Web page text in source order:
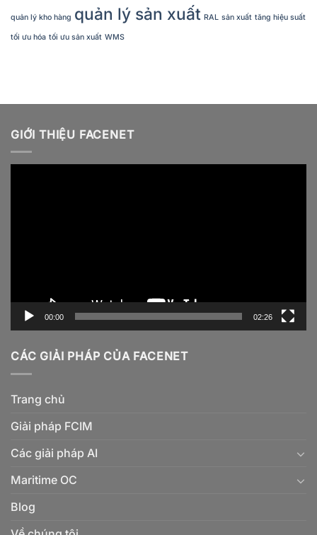
quản lý kho hàng quản lý sản xuất RAL sản xuất tăng hiệu suất
tối ưu hóa tối ưu sản xuất WMS
GIỚI THIỆU FACENET
00:00 02:26
CÁC GIẢI PHÁP CỦA FACENET
Trang chủ
Giải pháp FCIM
Các giải pháp AI
Maritime OC
Blog